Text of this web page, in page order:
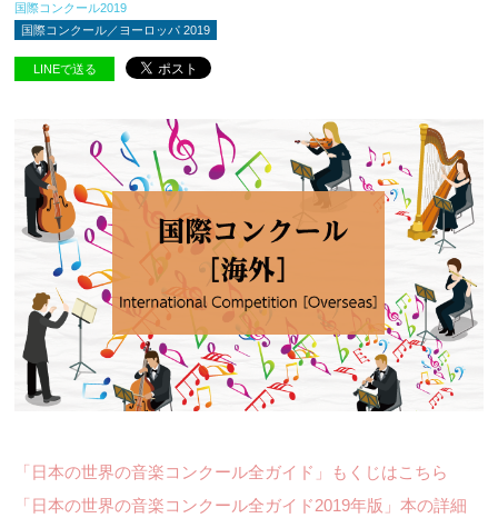
国際コンクール2019
国際コンクール／ヨーロッパ 2019
LINEで送る
「日本の世界の音楽コンクール全ガイド」もくじはこちら
「日本の世界の音楽コンクール全ガイド2019年版」本の詳細